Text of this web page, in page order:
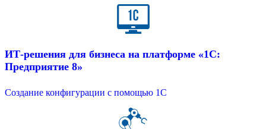
ИТ-решения для бизнеса на платформе «1С:
Предприятие 8»
Создание конфигурации с помощью 1C